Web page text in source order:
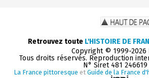
Retrouvez toute L'HISTOIRE DE
Copyright © 1999-2026
Tous droits réservés. Reproduction
N° Siret 481 246619
La France pittoresque et Guide de la France